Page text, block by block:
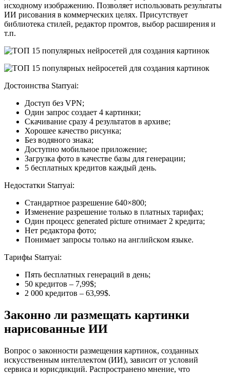
исходному изображению. Позволяет использовать результаты
ИИ рисования в коммерческих целях. Присутствует
библиотека стилей, редактор промтов, выбор расширения и
т.п.
Достоинства Starryai:
Доступ без VPN;
Один запрос создает 4 картинки;
Скачивание сразу 4 результатов в архиве;
Хорошее качество рисунка;
Без водяного знака;
Доступно мобильное приложение;
Загрузка фото в качестве базы для генерации;
5 бесплатных кредитов каждый день.
Недостатки Starryai:
Стандартное разрешение 640×800;
Изменение разрешение только в платных тарифах;
Один процесс generated picture отнимает 2 кредита;
Нет редактора фото;
Понимает запросы только на английском языке.
Тарифы Starryai:
Пять бесплатных генераций в день;
50 кредитов – 7,99$;
2 000 кредитов – 63,99$.
Законно ли размещать картинки
нарисованные ИИ
Вопрос о законности размещения картинок, созданных
искусственным интеллектом (ИИ), зависит от условий
сервиса и юрисдикций. Распространено мнение, что